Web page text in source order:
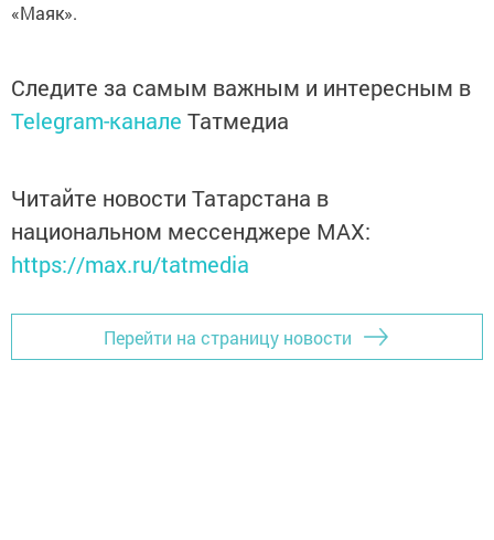
«Маяк».
Следите за самым важным и интересным в
Telegram-канале Татмедиа
Читайте новости Татарстана в
национальном мессенджере MАХ:
https://max.ru/tatmedia
Перейти на страницу новости